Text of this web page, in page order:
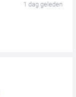
1 dag geleden